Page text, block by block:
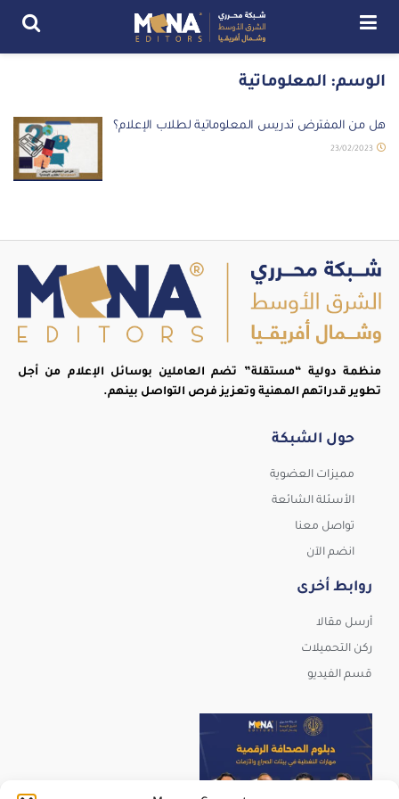
الوسم: المعلوماتية
هل من المفترض تدريس المعلوماتية لطلاب الإعلام؟
منظمة دولية “مستقلة” تضم العاملين بوسائل الإعلام من أجل
تطوير قدراتهم المهنية وتعزيز فرص التواصل بينهم.
حول الشبكة
مميزات العضوية
الأسئلة الشائعة
تواصل معنا
انضم الآن
روابط أخرى
أرسل مقالا
ركن التحميلات
قسم الفيديو